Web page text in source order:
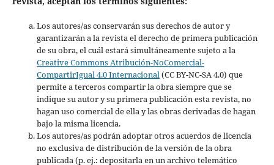
Los autores/as conservarán sus derechos de autor y
garantizarán a la revista el derecho de primera publicación
de su obra, el cuál estará simultáneamente sujeto a la
Creative Commons Atribución-NoComercial-
CompartirIgual 4.0 Internacional(CC BY-NC-SA 4.0) que
permite a terceros compartir la obra siempre que se
indique su autor y su primera publicación esta revista, no
hagan uso comercial de ella y las obras derivadas de hagan
bajo la misma licencia.
Los autores/as podrán adoptar otros acuerdos de licencia
no exclusiva de distribución de la versión de la obra
publicada (p. ej.: depositarla en un archivo telemático